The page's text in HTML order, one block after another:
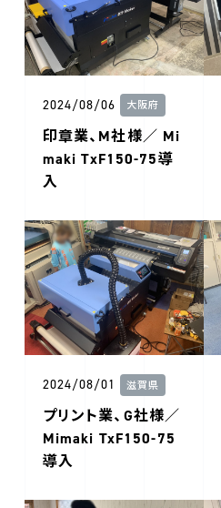
2024/08/06 大阪府
印章業、M社様／ Mi
maki TxF150-75導
入
2024/08/01 滋賀県
プリント業、G社様／
Mimaki TxF150-75
導入